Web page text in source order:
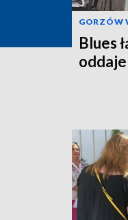
GORZÓW
Blues
oddaje